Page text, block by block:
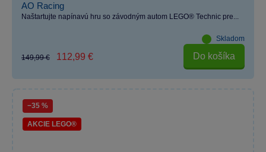
AO Racing
Naštartujte napínavú hru so závodným autom LEGO® Technic pre...
Skladom
149,99 € 112,99 € Do košíka
−35 %
AKCIE LEGO®